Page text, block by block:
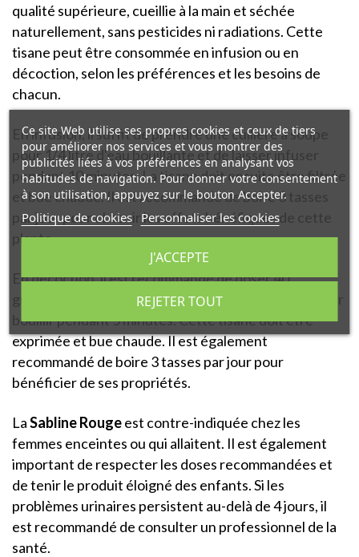
qualité supérieure, cueillie à la main et séchée
naturellement, sans pesticides ni radiations. Cette
tisane peut être consommée en infusion ou en
décoction, selon les préférences et les besoins de
chacun.
En infusion, il suffit de prendre une cuillère à soupe
pour 1/4 litre d'eau bouillante et de laisser infuser
pendant 10 minutes. La tisane doit ensuite être filtrée
et bue chaude. Il est recommandé de boire 3 tasses
par jour pour obtenir les effets bénéfiques de cette
plante.
En décoction, il est recommandé de doser 40
grammes de Sabline Rouge par litre d'eau et de laisser
bouillir pendant 5 minutes. Cette tisane doit être
exprimée et bue chaude. Il est également
recommandé de boire 3 tasses par jour pour
bénéficier de ses propriétés.
LaSabline Rougeest contre-indiquée chez les
femmes enceintes ou qui allaitent. Il est également
important de respecter les doses recommandées et
de tenir le produit éloigné des enfants. Si les
problèmes urinaires persistent au-delà de 4 jours, il
est recommandé de consulter un professionnel de la
santé.
Ce site Web utilise ses propres cookies et ceux de tiers
pour améliorer nos services et vous montrer des
publicités liées à vos préférences en analysant vos
habitudes de navigation. Pour donner votre consentement
à son utilisation, appuyez sur le bouton Accepter.
Politique de cookies Personnaliser les cookies
REJETER TOUT
J'ACCEPTE